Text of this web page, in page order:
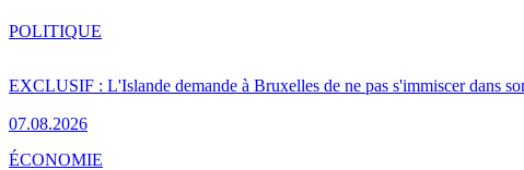
EXCLUSIF : L'Islande demande à Bruxelles de ne pas s'immiscer dans
07.08.2026
POLITIQUE
ÉCONOMIE